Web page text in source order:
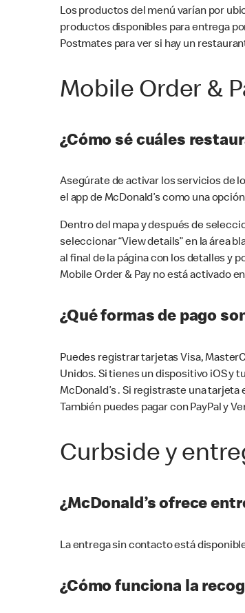
Los productos del menú varían por
productos disponibles para entrega
Postmates para ver si hay un
Mobile Order &
¿Cómo sé cuáles
Asegúrate de activar los servicios de
el app de McDonald’s como una
Dentro del mapa y después de
seleccionar “View details” en la área
al final de la página con los detalles y
Mobile Order & Pay no está activado
¿Qué formas de pago
Puedes registrar tarjetas Visa,
Unidos. Si tienes un dispositivo iOS y
McDonald’s . Si registraste una
También puedes pagar con PayPal y
Curbside y
¿McDonald’s ofrece
La entrega sin contacto está
¿Cómo funciona la